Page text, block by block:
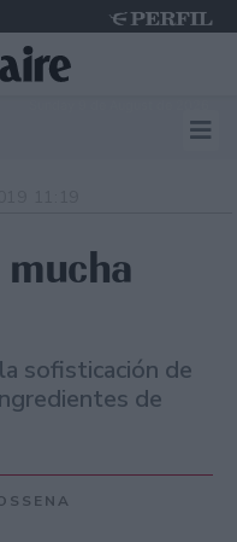
sofisticación de
de